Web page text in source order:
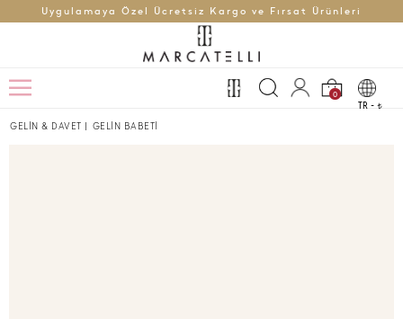
Uygulamaya Özel Ücretsiz Kargo ve Fırsat Ürünleri
0
TR - t
GELİN & DAVET | GELİN BABETİ